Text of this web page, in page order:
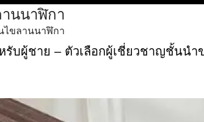
านนาฬิกา
ไขลานนาฬิกา
บผู้ชาย – ตัวเลือกผู้เชี่ยวชาญชั้นนำข